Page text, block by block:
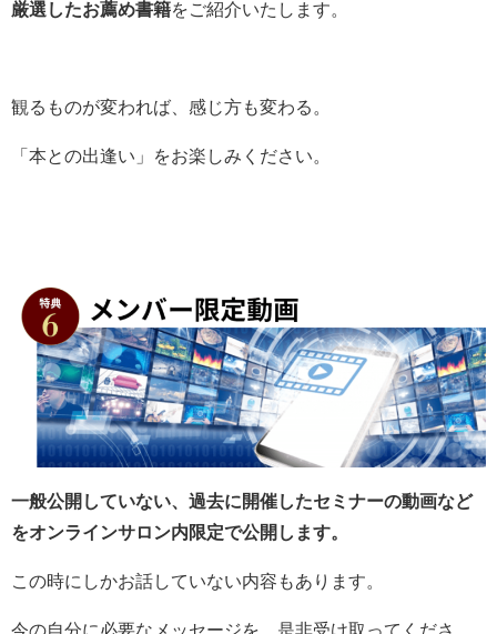
厳選したお薦め書籍をご紹介いたします。
観るものが変われば、感じ方も変わる。
「本との出逢い」をお楽しみください。
一般公開していない、過去に開催したセミナーの動画など
をオンラインサロン内限定で公開します。
この時にしかお話していない内容もあります。
今の自分に必要なメッセージを、是非受け取ってくださ